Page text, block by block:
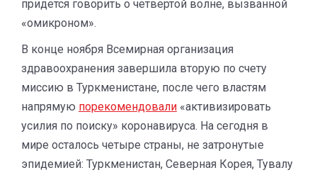
придется говорить о четвертой волне, вызванной
«омикроном».
В конце ноября Всемирная организация
здравоохранения завершила вторую по счету
миссию в Туркменистане, после чего властям
напрямую порекомендовали «активизировать
усилия по поиску» коронавируса. На сегодня в
мире осталось четыре страны, не затронутые
эпидемией: Туркменистан, Северная Корея, Тувалу